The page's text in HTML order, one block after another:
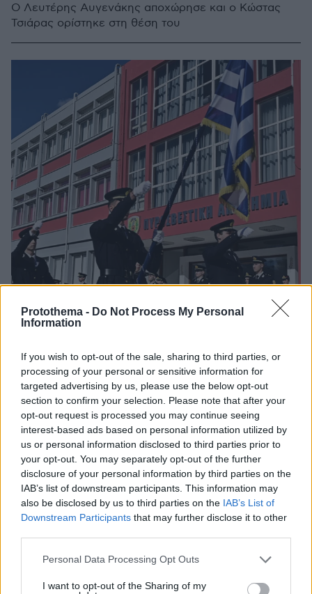
Protothema - Do Not Process My Personal
Information
If you wish to opt-out of the sale, sharing to third parties, or
processing of your personal or sensitive information for
targeted advertising by us, please use the below opt-out
section to confirm your selection. Please note that after your
opt-out request is processed you may continue seeing
interest-based ads based on personal information utilized by
us or personal information disclosed to third parties prior to
your opt-out. You may separately opt-out of the further
disclosure of your personal information by third parties on the
IAB’s list of downstream participants. This information may
also be disclosed by us to third parties on the IAB’s List of
Downstream Participants that may further disclose it to other
Please note that this website/app uses one or more Google
not limited to your visit or usage behaviour. You may click to
Personal Data Processing Opt Outs
I want to opt-out of the Sharing of my
O Λευτέρης Αυγενάκης αποχώρησε και ο Κώστας
Τσιάρας ορίστηκε στη θέση του
Φωτογραφίες: Η τελετή παράδοσης - παραλαβής
αρχηγίας της Πυροσβεστικής
Ο σημερινός καταιγισμός των εξελίξεων σε όλα τα
επίπεδα απαιτεί ένα Σώμα που θα προηγείται των
γεγονότων, είπε ο νέος αρχηγός, αντιστράτηγος,
Θεόδωρος Βάγιας
26.01.2024, 17:03